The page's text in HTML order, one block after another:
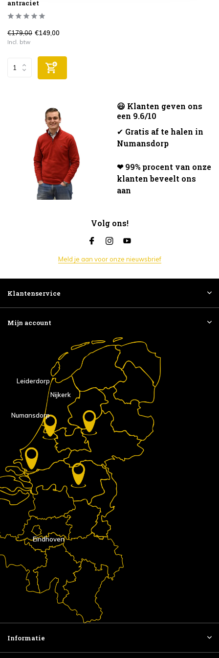
antraciet
€179,00 €149,00
Incl. btw
😃 Klanten geven ons
een 9.6/10
✔ Gratis af te halen in
Numansdorp
❤ 99% procent van onze
klanten beveelt ons
aan
Volg ons!
Meld je aan voor onze nieuwsbrief
Klantenservice
Mijn account
Eindhoven
Nijkerk
Numansdorp
Leiderdorp
Informatie